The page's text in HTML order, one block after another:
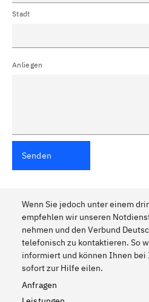
Stadt
Anliegen
Senden
Wenn Sie jedoch unter einem
empfehlen wir unseren
nehmen und den Verbund
telefonisch zu kontaktieren. So
informiert und können Ihnen bei
sofort zur Hilfe eilen.
Anfragen